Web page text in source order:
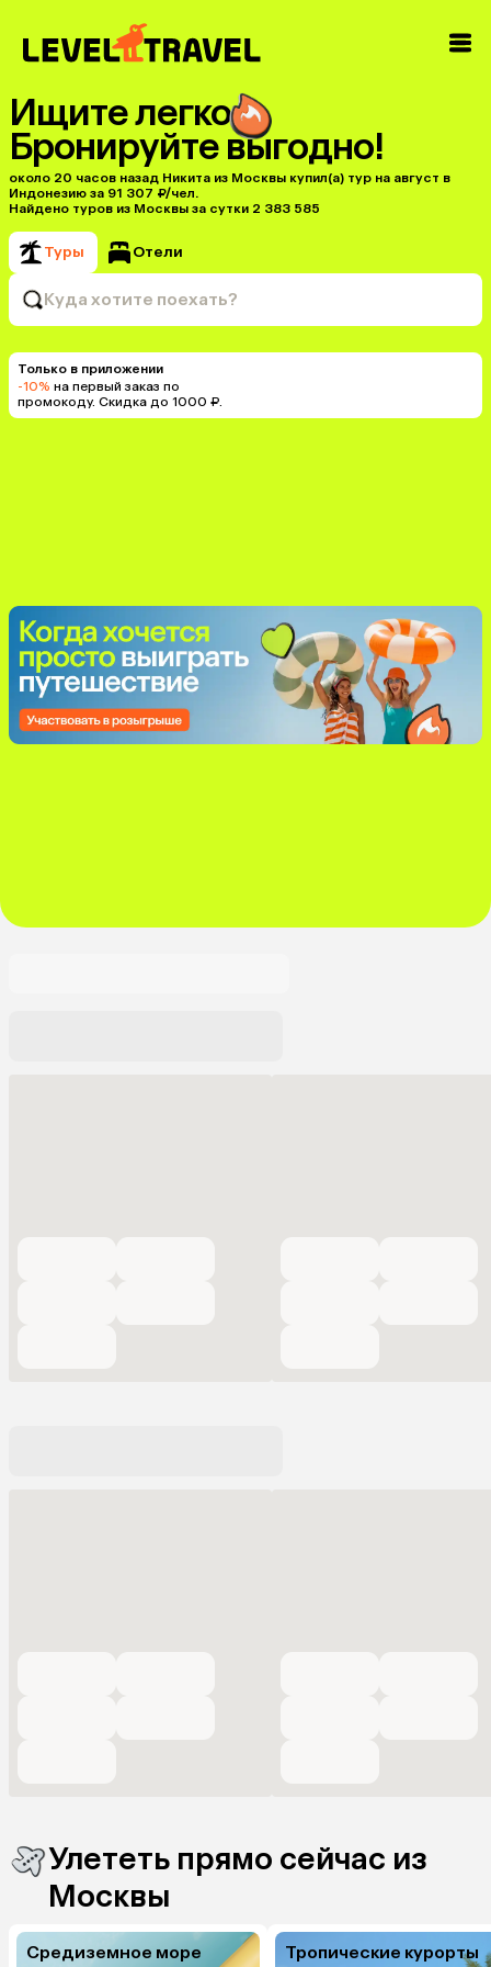
Ищите легко
Бронируйте выгодно!
около 20 часов назад Никита из Москвы купил(a) тур на август в
Индонезию за 91 307 ₽/чел.
Найдено туров из Москвы за сутки 2 383 585
Туры Отели
Куда хотите поехать?
Только в приложении
-10% на первый заказ по
промокоду. Скидка до 1000 ₽.
Улететь прямо сейчас из
Москвы
Средиземное море Тропические курорты